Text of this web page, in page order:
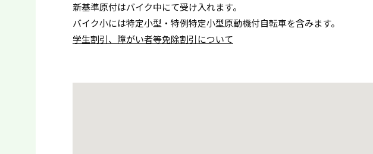
新基準原付はバイク中にて受け入れます。
バイク小には特定小型・特例特定小型原動機付自転車を含みます。
学生割引、障がい者等免除割引について